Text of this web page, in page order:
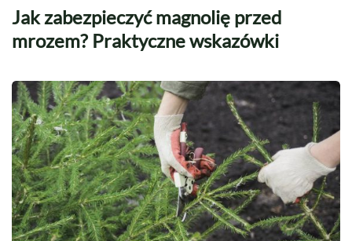
Jak zabezpieczyć magnolię przed
mrozem? Praktyczne wskazówki